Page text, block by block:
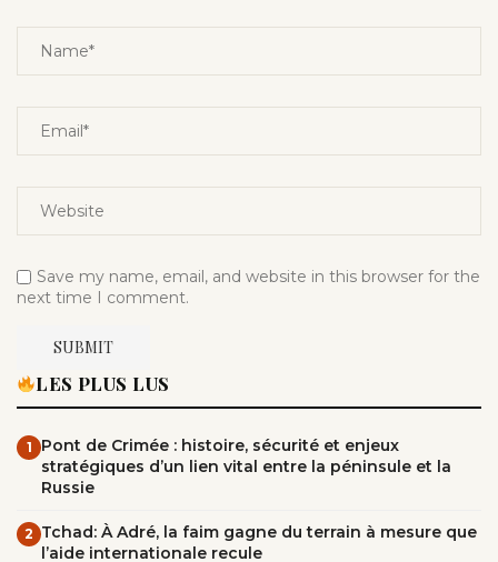
Save my name, email, and website in this browser for the
next time I comment.
LES PLUS LUS
1
Pont de Crimée : histoire, sécurité et enjeux
stratégiques d’un lien vital entre la péninsule et la
Russie
2 Tchad: À Adré, la faim gagne du terrain à mesure que
l’aide internationale recule